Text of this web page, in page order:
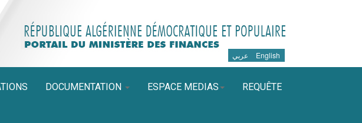
English
DOCUMENTATION ESPACE MEDIAS REQUÊTE